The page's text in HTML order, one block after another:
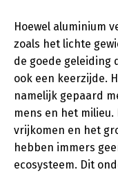
Hoewel aluminium
zoals het lichte
de goede geleiding
ook een keerzijde.
namelijk gepaard
mens en het
vrijkomen en het
hebben immers
ecosysteem. Dit